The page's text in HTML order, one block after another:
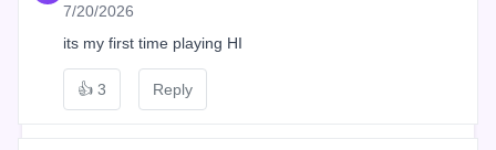
7/20/2026
its my first time playing HI
👍 3 Reply